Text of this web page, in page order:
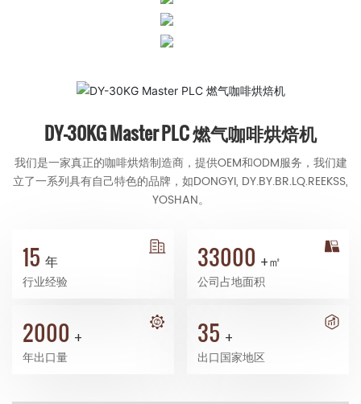
DY-30KG Master PLC 燃气咖啡烘焙机
我们是一家真正的咖啡烘焙制造商，提供OEM和ODM服务，我们建
立了一系列具有自己特色的品牌，如DONGYI, DY.BY.BR.LQ.REEKSS,
YOSHAN。
15 年
行业经验
33000 +㎡
公司占地面积
2000 +
年出口量
35 +
出口国家地区